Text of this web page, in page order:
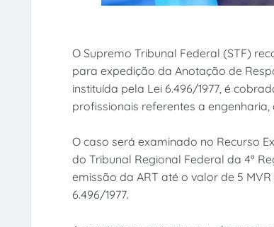
O Supremo Tribunal Federal (STF)
para expedição da Anotação de
instituída pela Lei 6.496/1977, é
profissionais referentes a
O caso será examinado no Recurso
do Tribunal Regional Federal da 4ª
emissão da ART até o valor de 5
6.496/1977.